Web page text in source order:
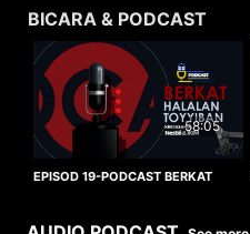
BICARA & PODCAST
58:05
EPISOD 19-PODCAST BERKAT